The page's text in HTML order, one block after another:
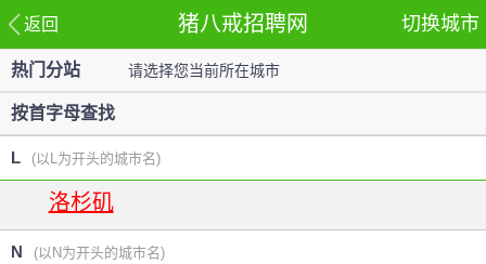
返回 切换城市
猪八戒招聘网
热门分站 请选择您当前所在城市
按首字母查找
L (以L为开头的城市名)
洛杉矶
N (以N为开头的城市名)